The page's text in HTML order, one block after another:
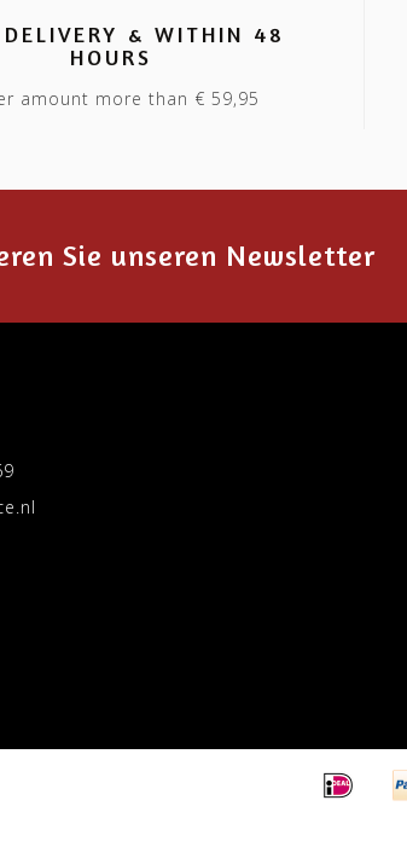
DELIVERY & WITHIN 48
HOURS
amount more than € 59,95
Sie unseren Newsletter